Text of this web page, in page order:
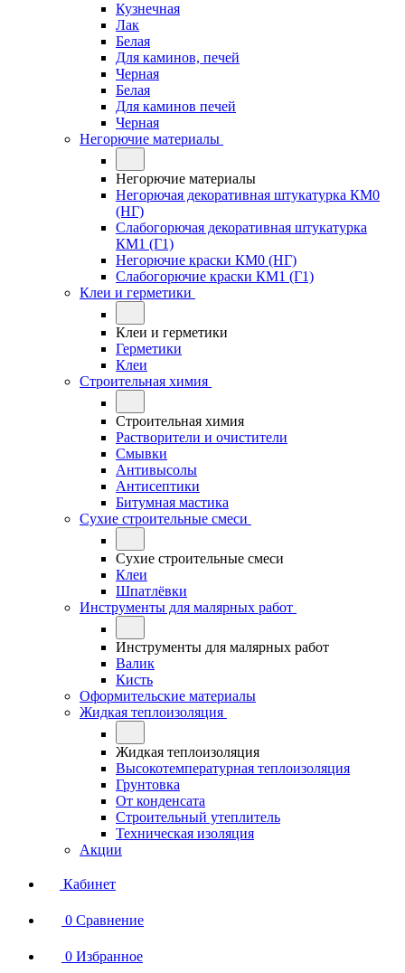
Кузнечная
Лак
Белая
Для каминов, печей
Черная
Белая
Для каминов печей
Черная
Негорючие материалы
Негорючие материалы
Негорючая декоративная штукатурка КМ0
(НГ)
Слабогорючая декоративная штукатурка
КМ1 (Г1)
Негорючие краски КМ0 (НГ)
Слабогорючие краски КМ1 (Г1)
Клеи и герметики
Клеи и герметики
Герметики
Клеи
Строительная химия
Строительная химия
Растворители и очистители
Смывки
Антивысолы
Антисептики
Битумная мастика
Сухие строительные смеси
Сухие строительные смеси
Клеи
Шпатлёвки
Инструменты для малярных работ
Инструменты для малярных работ
Валик
Кисть
Оформительские материалы
Жидкая теплоизоляция
Жидкая теплоизоляция
Высокотемпературная теплоизоляция
Грунтовка
От конденсата
Строительный утеплитель
Техническая изоляция
Акции
Кабинет
0 Сравнение
0 Избранное